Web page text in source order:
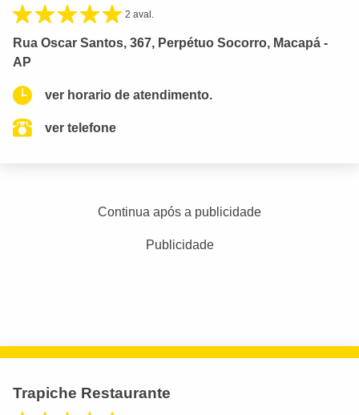
2 aval.
Rua Oscar Santos, 367, Perpétuo Socorro, Macapá -
AP
ver horario de atendimento.
ver telefone
Continua após a publicidade
Publicidade
Trapiche Restaurante